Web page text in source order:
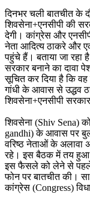
दिनभर चली बातचीत के
शिवसेना+एनसीपी की
देगी। कांग्रेस और
नेता आदित्य ठाकरे और
पहुंचे हैं। बताया जा
सरकार बनाने का दावा
सूचित कर दिया है कि वह
गांधी के आवास से उद्धव
शिवसेना+एनसीपी
शिवसेना (Shiv Sena)
gandhi) के आवास पर
वरिष्ठ नेताओं के अलावा
रहे। इस बैठक में तय हुआ
इस फैसले को लेने से पहले
फोन पर बातचीत की।
कांग्रेस (Congress)